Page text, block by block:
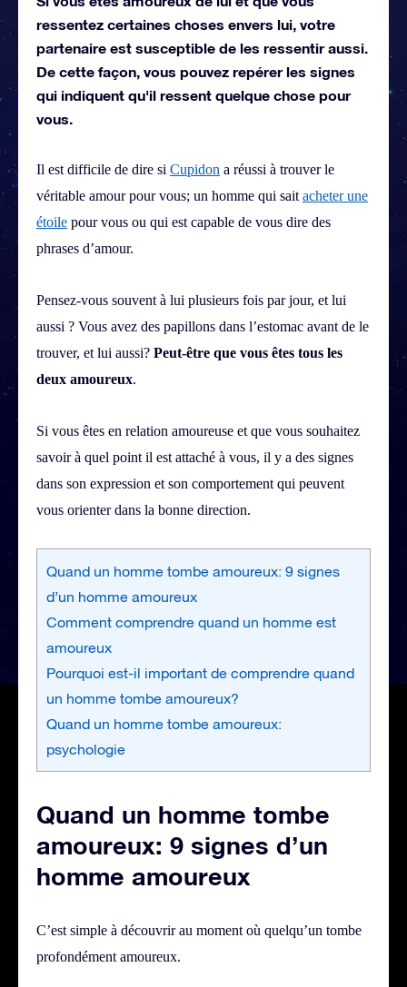
ressentez certaines choses envers lui, votre
partenaire est susceptible de les ressentir aussi.
De cette façon, vous pouvez repérer les signes
qui indiquent qu'il ressent quelque chose pour
vous.
Il est difficile de dire si Cupidon a réussi à trouver le
véritable amour pour vous; un homme qui sait acheter une
étoile pour vous ou qui est capable de vous dire des
phrases d’amour.
Pensez-vous souvent à lui plusieurs fois par jour, et lui
aussi ? Vous avez des papillons dans l’estomac avant de le
trouver, et lui aussi? Peut-être que vous êtes tous les
deux amoureux.
Si vous êtes en relation amoureuse et que vous souhaitez
savoir à quel point il est attaché à vous, il y a des signes
dans son expression et son comportement qui peuvent
vous orienter dans la bonne direction.
Quand un homme tombe amoureux: 9 signes
d’un homme amoureux
Comment comprendre quand un homme est
amoureux
Pourquoi est-il important de comprendre quand
un homme tombe amoureux?
Quand un homme tombe amoureux:
psychologie
Quand un homme tombe
amoureux: 9 signes d’un
homme amoureux
C’est simple à découvrir au moment où quelqu’un tombe
profondément amoureux.